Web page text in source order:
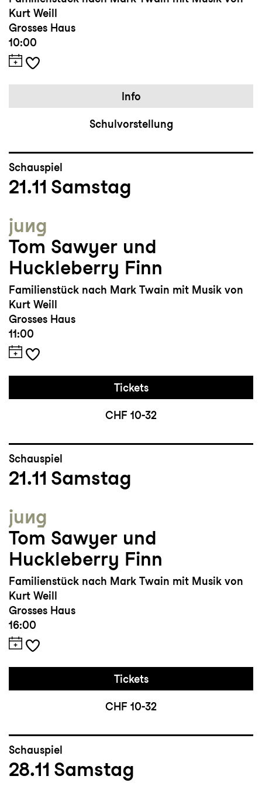
Kurt Weill
Grosses Haus
10:00
Info
Schulvorstellung
Schauspiel
21.11 Samstag
jung
Tom Sawyer und
Huckleberry Finn
Familienstück nach Mark Twain mit Musik von
Kurt Weill
Grosses Haus
11:00
Tickets
CHF 10-32
Schauspiel
21.11 Samstag
jung
Tom Sawyer und
Huckleberry Finn
Familienstück nach Mark Twain mit Musik von
Kurt Weill
Grosses Haus
16:00
Tickets
CHF 10-32
Schauspiel
28.11 Samstag